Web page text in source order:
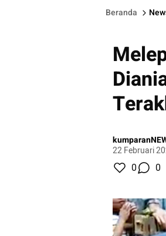
Beranda
22 Februari
0 0